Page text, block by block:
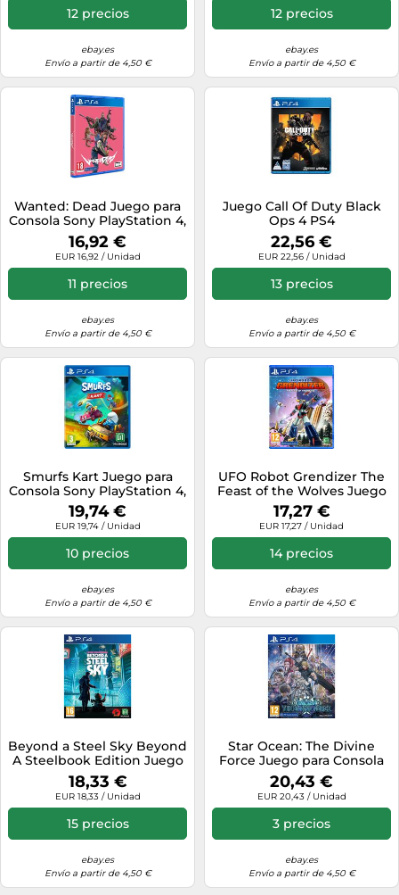
12 precios
ebay.es
Envío a partir de 4,50 €
12 precios
ebay.es
Envío a partir de 4,50 €
Wanted: Dead Juego para
Consola Sony PlayStation 4,
PS4
16,92 €
EUR 16,92 / Unidad
11 precios
ebay.es
Envío a partir de 4,50 €
Juego Call Of Duty Black
Ops 4 PS4
22,56 €
EUR 22,56 / Unidad
13 precios
ebay.es
Envío a partir de 4,50 €
Smurfs Kart Juego para
Consola Sony PlayStation 4,
PS4
19,74 €
EUR 19,74 / Unidad
10 precios
ebay.es
Envío a partir de 4,50 €
UFO Robot Grendizer The
Feast of the Wolves Juego
para PlayStation 4 [PAL ES]
17,27 €
EUR 17,27 / Unidad
14 precios
ebay.es
Envío a partir de 4,50 €
Beyond a Steel Sky Beyond
A Steelbook Edition Juego
para PlayStation 4 PAL ES
18,33 €
EUR 18,33 / Unidad
15 precios
ebay.es
Envío a partir de 4,50 €
Star Ocean: The Divine
Force Juego para Consola
Sony PlayStation 4, PS4
20,43 €
EUR 20,43 / Unidad
3 precios
ebay.es
Envío a partir de 4,50 €